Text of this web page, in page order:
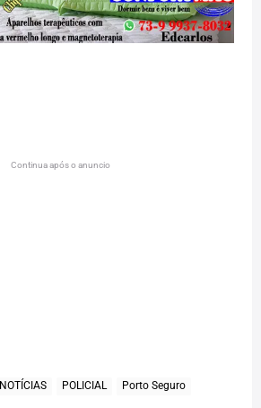
Continua após o anuncio
NOTÍCIAS POLICIAL Porto Seguro